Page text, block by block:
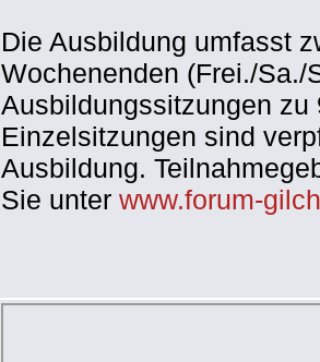
Die Ausbildung umfasst
Wochenenden (Frei./Sa./
Ausbildungssitzungen zu
Einzelsitzungen sind
Ausbildung.
Sie unter www.forum-